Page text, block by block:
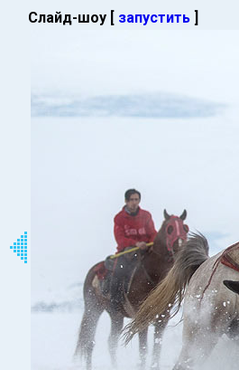
Слайд-шоу [ запустить ]